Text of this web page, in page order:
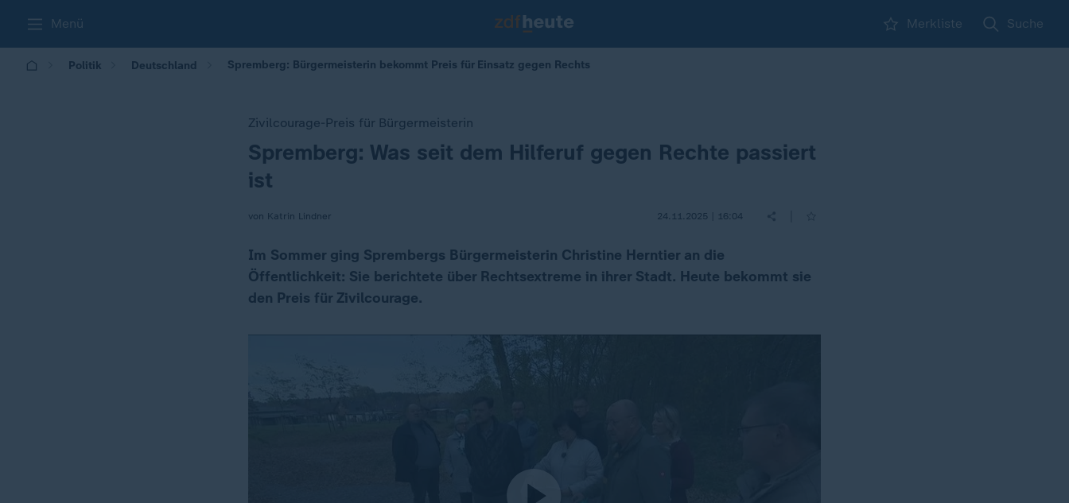
Menü Merkliste Suche
Politik Deutschland Spremberg: Bürgermeisterin bekommt Preis für Einsatz gegen Rechts
Zivilcourage-Preis für Bürgermeisterin
:
Spremberg: Was seit dem Hilferuf gegen Rechte passiert
ist
von Katrin Lindner 24.11.2025 | 16:04
Im Sommer ging Sprembergs Bürgermeisterin Christine Herntier an die
Öffentlichkeit: Sie berichtete über Rechtsextreme in ihrer Stadt. Heute bekommt sie
den Preis für Zivilcourage.